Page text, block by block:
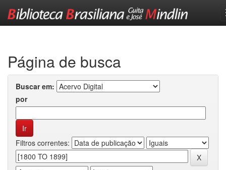
Página de busca
Buscar em:
por
Filtros correntes: